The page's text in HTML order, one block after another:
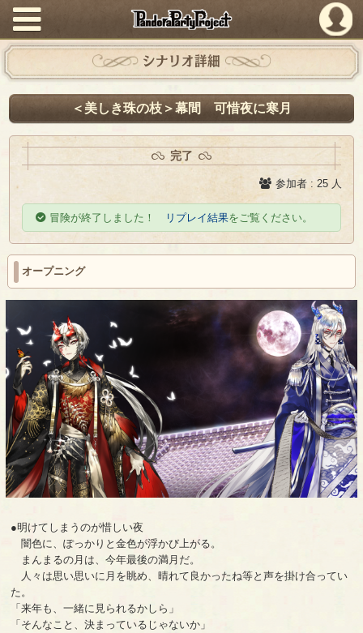
PandoraPartyProject
シナリオ詳細
＜美しき珠の枝＞幕間 可惜夜に寒月
完了
参加者 : 25 人
冒険が終了しました！ リプレイ結果をご覧ください。
オープニング
●明けてしまうのが惜しい夜
闇色に、ぽっかりと金色が浮かび上がる。
まんまるの月は、今年最後の満月だ。
人々は思い思いに月を眺め、晴れて良かったね等と声を掛け合ってい
た。
「来年も、一緒に見られるかしら」
「そんなこと、決まっているじゃないか」